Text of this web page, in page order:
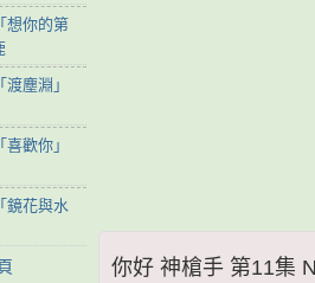
你好 神槍手 第11集
想你的第
塵淵」
歡你」
鏡花與水